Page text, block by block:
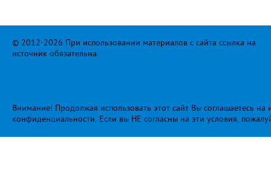
© 2012-2026 При использовании материалов с сайта ссылка на
источник обязательна.
Внимание! Продолжая использовать этот сайт Вы соглашаетесь
конфиденциальности. Если вы НЕ согласны на эти условия,